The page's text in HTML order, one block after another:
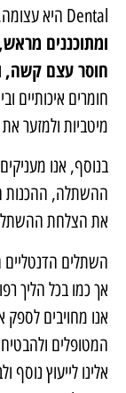
Dental היא עצומה.
ומתוכננים
חוסר עצם קשה,
חומרים איכותיים
מיטביות ולמזער
בנוסף, אנו
ההשתלה, ההכנות
את הצלחת ההשתלה
השתלים הדנטליים
אך כמו בכל הליך
אנו מחויבים לספק
המטופלים
אלינו לייעוץ